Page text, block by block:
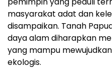
masyarakat adat dan
disampaikan. Tanah
daya alam diharapkan
yang mampu
ekologis.